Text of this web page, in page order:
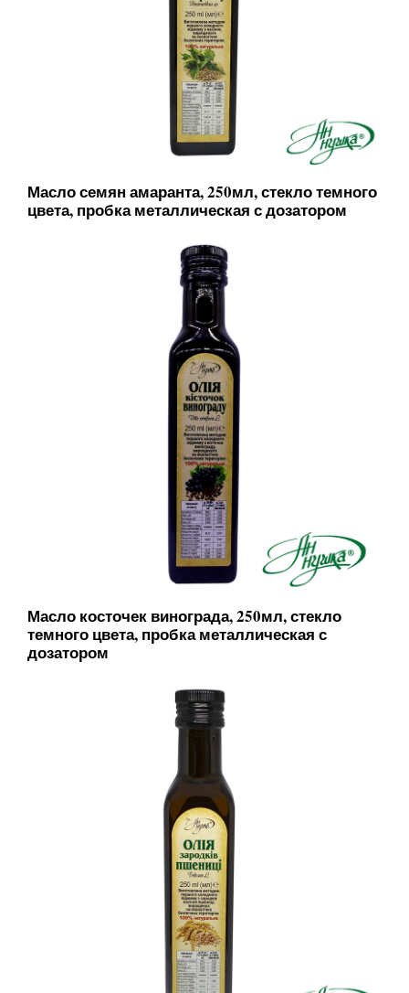
Масло семян амаранта, 250мл, стекло темного
цвета, пробка металлическая с дозатором
Масло косточек винограда, 250мл, стекло
темного цвета, пробка металлическая с
дозатором